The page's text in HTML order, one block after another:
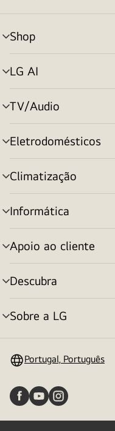
Shop
alternar
menu
LG AI
alternar
menu
TV/Audio
alternar
menu
Eletrodomésticos
alternar
menu
Climatização
alternar
menu
Informática
alternar
menu
Apoio ao cliente
alternar
menu
Descubra
alternar
menu
Sobre a LG
alternar
Portugal, Português